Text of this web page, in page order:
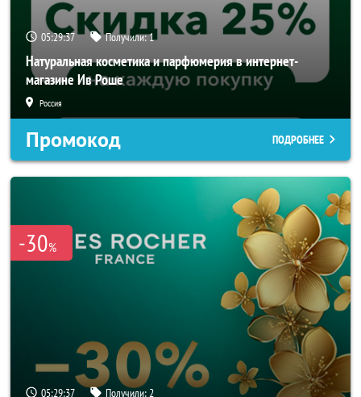
05:29:36 Получили:1
Натуральная косметика и парфюмерия в интернет-
магазине Ив Роше
Россия
Промокод ПОДРОБНЕЕ
-30%
05:29:36 Получили:2